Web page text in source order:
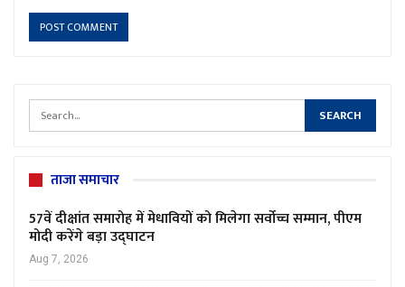
ताजा समाचार
57वें दीक्षांत समारोह में मेधावियों को मिलेगा सर्वोच्च सम्मान, पीएम
मोदी करेंगे बड़ा उद्घाटन
Aug 7, 2026